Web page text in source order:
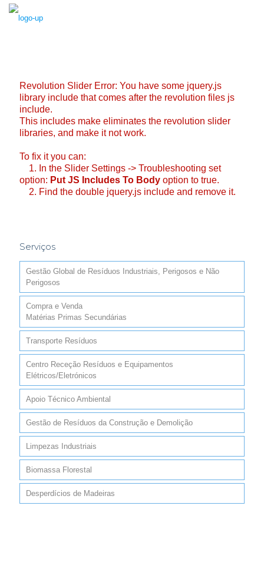
Transporte Resíduos
Centro Receção Resíduos e Equipamentos
Elétricos/Eletrónicos
Apoio Técnico Ambiental
Gestão de Resíduos da Construção e Demolição
Desperdícios de Madeiras
Revolution Slider Error: You have some jquery.js
library include that comes after the revolution files js
include.
This includes make eliminates the revolution slider
libraries, and make it not work.
To fix it you can:
1. In the Slider Settings -> Troubleshooting set
option:Put JS Includes To Bodyoption to true.
2. Find the double jquery.js include and remove it.
Revolution Slider Error: You have some jquery.js
library include that comes after the revolution files js
include.
This includes make eliminates the revolution slider
libraries, and make it not work.
To fix it you can:
1. In the Slider Settings -> Troubleshooting set
option: Put JS Includes To Body option to true.
2. Find the double jquery.js include and remove it.
Serviços
Gestão Global de Resíduos Industriais, Perigosos e Não
Perigosos
Compra e Venda
Matérias Primas Secundárias
Transporte Resíduos
Centro Receção Resíduos e Equipamentos
Elétricos/Eletrónicos
Apoio Técnico Ambiental
Gestão de Resíduos da Construção e Demolição
Limpezas Industriais
Biomassa Florestal
Desperdícios de Madeiras